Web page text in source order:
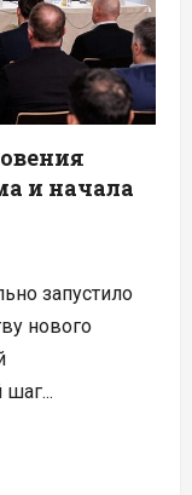
и начала
запустило
нового